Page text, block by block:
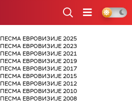
ПЕСМА ЕВРОВИЗИЈЕ 2025
ПЕСМА ЕВРОВИЗИЈЕ 2023
ПЕСМА ЕВРОВИЗИЈЕ 2021
ПЕСМА ЕВРОВИЗИЈЕ 2019
ПЕСМА ЕВРОВИЗИЈЕ 2017
ПЕСМА ЕВРОВИЗИЈЕ 2015
ПЕСМА ЕВРОВИЗИЈЕ 2012
ПЕСМА ЕВРОВИЗИЈЕ 2010
ПЕСМА ЕВРОВИЗИЈЕ 2008